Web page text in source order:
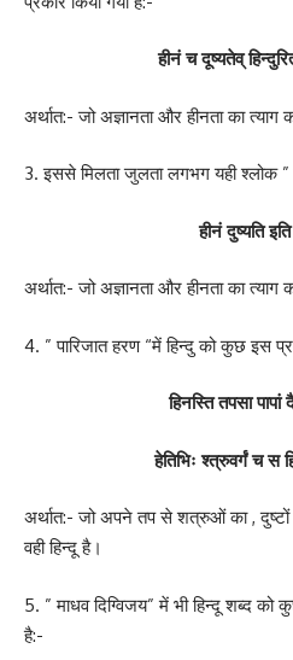
हीनं च दूष्यतेव्
अर्थात:- जो अज्ञानता और हीनता का
3. इससे मिलता जुलता लगभग यही श्लोक ”
हीनं दुष्यति
अर्थात:- जो अज्ञानता और हीनता का
4. ” पारिजात हरण “में हिन्दु को कुछ इस
हिनस्ति तपसा पापां
हेतिभिः श्त्रुवर्गं च स
अर्थात:- जो अपने तप से शत्रुओं का , दुष्टों
वही हिन्दू है।
5. ” माधव दिग्विजय” में भी हिन्दू शब्द
है:-